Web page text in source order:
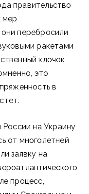
правительство
мер
перебросили
ракетами
клочок
это
в
России на Украину
от многолетней
заявку на
процесс,